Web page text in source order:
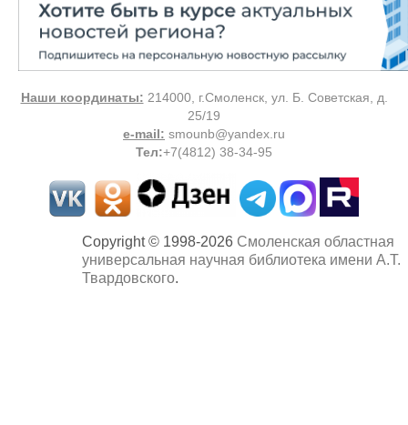
Наши координаты: 214000, г.Смоленск, ул. Б. Советская, д.
25/19
e-mail: smounb@yandex.ru
Тел:+7(4812) 38-34-95
Copyright © 1998-2026 Смоленская областная
универсальная научная библиотека имени А.Т.
Твардовского.